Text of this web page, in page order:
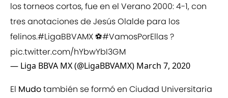
los torneos cortos, fue en el Verano 2000: 4-1, con
tres anotaciones de Jesús Olalde para los
felinos.#LigaBBVAMX⚽#VamosPorEllas?
pic.twitter.com/hYbwYbI3GM
— Liga BBVA MX (@LigaBBVAMX) March 7, 2020
El Mudotambién se formó en Ciudad Universitaria